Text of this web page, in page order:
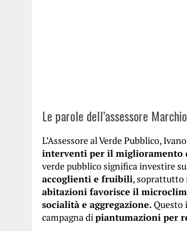
Le parole dell’assessore
L’Assessore al Verde Pubblico,
interventi per il miglioramento
verde pubblico significa investire
accoglienti e fruibili, soprattutto
abitazioni favorisce il
socialità e aggregazione. Questo
campagna dipiantumazioni per